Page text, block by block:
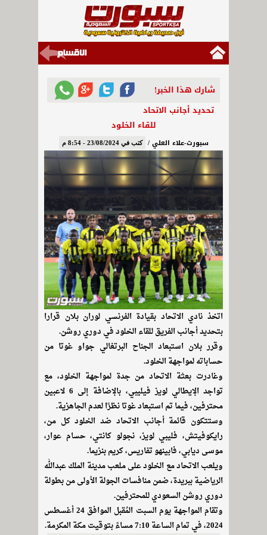
شارك هذا الخبر!
تحديد أجانب الاتحاد
للقاء الخلود
سبورت-علاء العلي / كتب في 23/08/2024 - 8:54 م
اتخذ نادي الاتحاد بقيادة الفرنسي لوران بلان قرارا
بتحديد أجانب الفريق للقاء الخلود في دوري روشن.
وقرر بلان استبعاد الجناح البرتغالي جواو غوتا من
حساباته لمواجهة الخلود.
وغادرت بعثة الاتحاد من جدة لمواجهة الخلود، مع
تواجد الإيطالي لويز فيليبي، بالإضافة إلى 6 لاعبين
محترفين، فيما تم استبعاد غوتا نظرًا لعدم الجاهزية.
وستتكون قائمة أجانب الاتحاد ضد الخلود كل من،
رايكوفيتش، فليبي لويز، نجولو كانتي، حسام عوار،
موسى ديابي، فابينهو تفاريس، كريم بنزيما.
ويلعب الاتحاد مع الخلود على ملعب مدينة الملك عبدالله
الرياضية ببريدة، ضمن منافسات الجولة الأولى من بطولة
دوري روشن السعودي للمحترفين.
وتقام المواجهة يوم السبت المُقبل الموافق 24 أغسطس
2024، في تمام الساعة 7:10 مساءً بتوقيت مكة المكرمة.